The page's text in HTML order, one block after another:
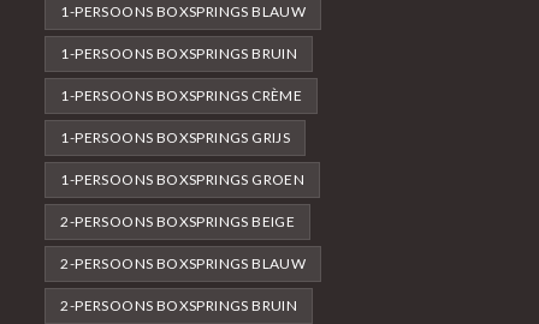
1-PERSOONS BOXSPRINGS BLAUW
1-PERSOONS BOXSPRINGS BRUIN
1-PERSOONS BOXSPRINGS CRÈME
1-PERSOONS BOXSPRINGS GRIJS
1-PERSOONS BOXSPRINGS GROEN
2-PERSOONS BOXSPRINGS BEIGE
2-PERSOONS BOXSPRINGS BLAUW
2-PERSOONS BOXSPRINGS BRUIN